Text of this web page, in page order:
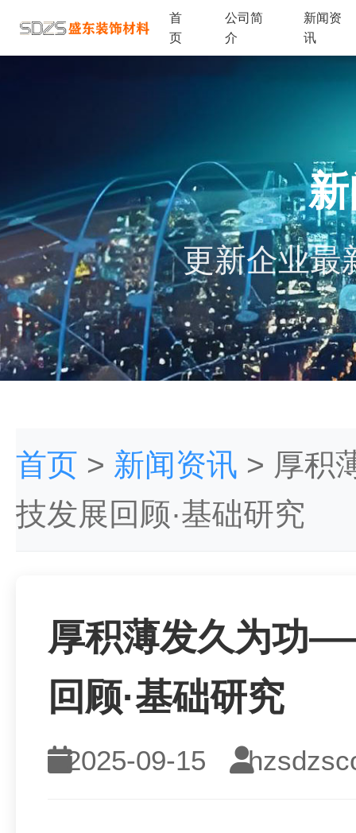
首
页
公司简
介
新闻资
讯
更新企业最
首页 > 新闻资讯 > 厚积
技发展回顾·基础研究
厚积薄发久为功
回顾·基础研究
2025-09-15